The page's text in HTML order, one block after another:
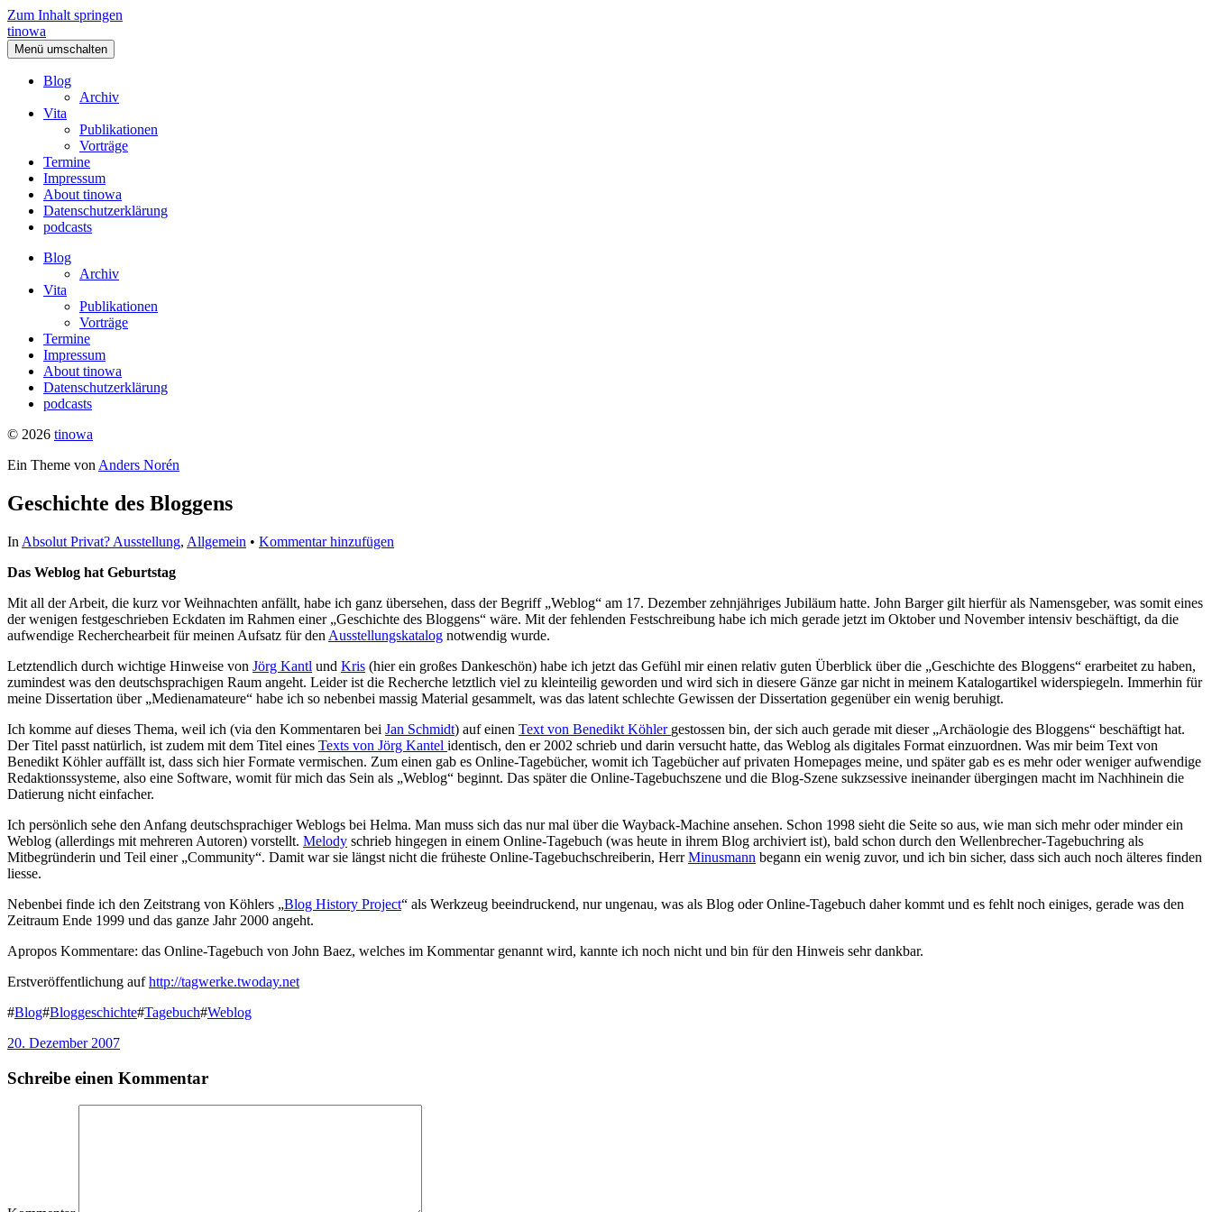
Zum Inhalt springen
tinowa
Menü umschalten
Blog
Archiv
Vita
Publikationen
Vorträge
Termine
Impressum
About tinowa
Datenschutzerklärung
podcasts
Blog
Archiv
Vita
Publikationen
Vorträge
Termine
Impressum
About tinowa
Datenschutzerklärung
podcasts
© 2026 tinowa
Ein Theme von Anders Norén
Geschichte des Bloggens
In Absolut Privat? Ausstellung, Allgemein • Kommentar hinzufügen
Das Weblog hat Geburtstag
Mit all der Arbeit, die kurz vor Weihnachten anfällt, habe ich ganz übersehen, dass der Begriff „Weblog“ am 17. Dezember zehnjähriges Jubiläum hatte. John Barger gilt hierfür als Namensgeber, was somit eines
der wenigen festgeschrieben Eckdaten im Rahmen einer „Geschichte des Bloggens“ wäre. Mit der fehlenden Festschreibung habe ich mich gerade jetzt im Oktober und November intensiv beschäftigt, da die
aufwendige Recherchearbeit für meinen Aufsatz für den Ausstellungskatalog notwendig wurde.
Letztendlich durch wichtige Hinweise von Jörg Kantl und Kris (hier ein großes Dankeschön) habe ich jetzt das Gefühl mir einen relativ guten Überblick über die „Geschichte des Bloggens“ erarbeitet zu haben,
zumindest was den deutschsprachigen Raum angeht. Leider ist die Recherche letztlich viel zu kleinteilig geworden und wird sich in diesere Gänze gar nicht in meinem Katalogartikel widerspiegeln. Immerhin für
meine Dissertation über „Medienamateure“ habe ich so nebenbei massig Material gesammelt, was das latent schlechte Gewissen der Dissertation gegenüber ein wenig beruhigt.
Ich komme auf dieses Thema, weil ich (via den Kommentaren bei Jan Schmidt) auf einen Text von Benedikt Köhler gestossen bin, der sich auch gerade mit dieser „Archäologie des Bloggens“ beschäftigt hat.
Der Titel passt natürlich, ist zudem mit dem Titel eines Texts von Jörg Kantel identisch, den er 2002 schrieb und darin versucht hatte, das Weblog als digitales Format einzuordnen. Was mir beim Text von
Benedikt Köhler auffällt ist, dass sich hier Formate vermischen. Zum einen gab es Online-Tagebücher, womit ich Tagebücher auf privaten Homepages meine, und später gab es es mehr oder weniger aufwendige
Redaktionssysteme, also eine Software, womit für mich das Sein als „Weblog“ beginnt. Das später die Online-Tagebuchszene und die Blog-Szene sukzsessive ineinander übergingen macht im Nachhinein die
Datierung nicht einfacher.
Ich persönlich sehe den Anfang deutschsprachiger Weblogs bei Helma. Man muss sich das nur mal über die Wayback-Machine ansehen. Schon 1998 sieht die Seite so aus, wie man sich mehr oder minder ein
Weblog (allerdings mit mehreren Autoren) vorstellt. Melody schrieb hingegen in einem Online-Tagebuch (was heute in ihrem Blog archiviert ist), bald schon durch den Wellenbrecher-Tagebuchring als
Mitbegründerin und Teil einer „Community“. Damit war sie längst nicht die früheste Online-Tagebuchschreiberin, HerrMinusmann begann ein wenig zuvor, und ich bin sicher, dass sich auch noch älteres finden
liesse.
Nebenbei finde ich den Zeitstrang von Köhlers „Blog History Project“ als Werkzeug beeindruckend, nur ungenau, was als Blog oder Online-Tagebuch daher kommt und es fehlt noch einiges, gerade was den
Zeitraum Ende 1999 und das ganze Jahr 2000 angeht.
Apropos Kommentare: das Online-Tagebuch von John Baez, welches im Kommentar genannt wird, kannte ich noch nicht und bin für den Hinweis sehr dankbar.
Erstveröffentlichung aufhttp://tagwerke.twoday.net
#Blog#Bloggeschichte#Tagebuch#Weblog
20. Dezember 2007
Schreibe einen Kommentar